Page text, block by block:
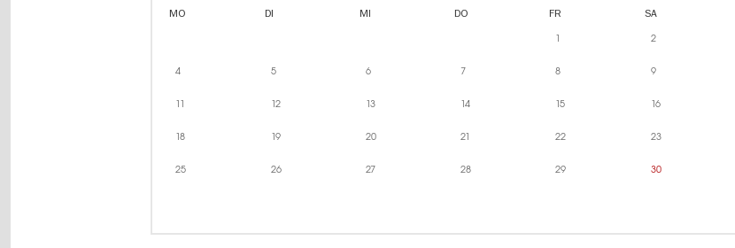
MO DI MI DO FR SA
1 2
4 5 6 7 8 9
11 12 13 14 15 16
18 19 20 21 22 23
25 26 27 28 29 30